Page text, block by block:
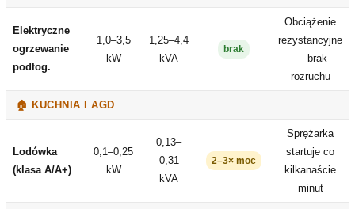
Elektryczne
ogrzewanie
podłog.
1,0–3,5
kW
1,25–4,4
kVA
brak
Obciążenie
rezystancyjne
— brak
rozruchu
🏠 KUCHNIA I AGD
Lodówka
(klasa A/A+)
0,1–0,25
kW
0,13–
0,31
kVA
2–3× moc
Sprężarka
startuje co
kilkanaście
minut